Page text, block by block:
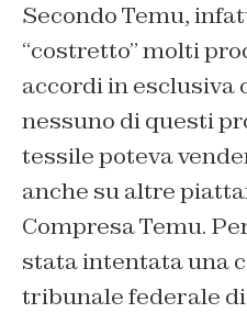
Secondo Temu,
“costretto” molti
accordi in esclusiva
nessuno di questi
tessile poteva
anche su altre
Compresa Temu.
stata intentata una
tribunale federale di